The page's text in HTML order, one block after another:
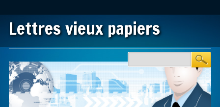
Lettres vieux papiers
Main menu